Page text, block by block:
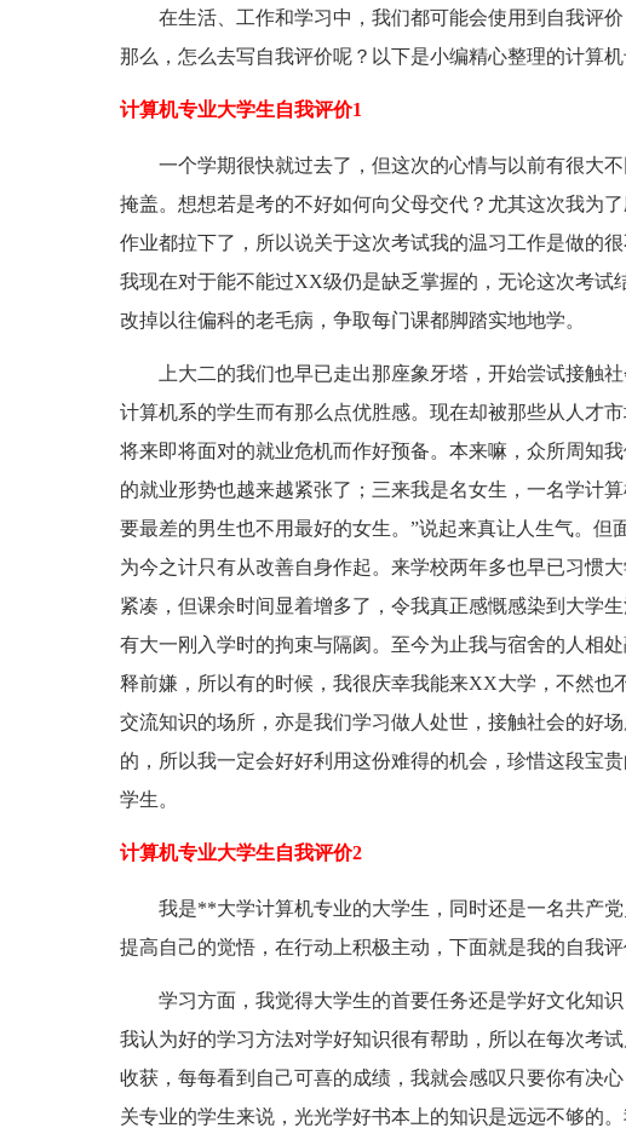
在生活、工作和学习中，我们都可能会使用到自我评
那么，怎么去写自我评价呢？以下是小编精心整理的计算
计算机专业大学生自我评价1
一个学期很快就过去了，但这次的心情与以前有很大
掩盖。想想若是考的不好如何向父母交代？尤其这次我为
作业都拉下了，所以说关于这次考试我的温习工作是做的
我现在对于能不能过XX级仍是缺乏掌握的，无论这次考试
改掉以往偏科的老毛病，争取每门课都脚踏实地地学。
上大二的我们也早已走出那座象牙塔，开始尝试接触
计算机系的学生而有那么点优胜感。现在却被那些从人才
将来即将面对的就业危机而作好预备。本来嘛，众所周知
的就业形势也越来越紧张了；三来我是名女生，一名学计
要最差的男生也不用最好的女生。”说起来真让人生气。但
为今之计只有从改善自身作起。来学校两年多也早已习惯
紧凑，但课余时间显着增多了，令我真正感慨感染到大学
有大一刚入学时的拘束与隔阂。至今为止我与宿舍的人相
释前嫌，所以有的时候，我很庆幸我能来XX大学，不然也
交流知识的场所，亦是我们学习做人处世，接触社会的好
的，所以我一定会好好利用这份难得的机会，珍惜这段宝
学生。
计算机专业大学生自我评价2
我是**大学计算机专业的大学生，同时还是一名共产
提高自己的觉悟，在行动上积极主动，下面就是我的自我评
学习方面，我觉得大学生的首要任务还是学好文化知
我认为好的学习方法对学好知识很有帮助，所以在每次考
收获，每每看到自己可喜的成绩，我就会感叹只要你有决
关专业的学生来说，光光学好书本上的知识是远远不够的